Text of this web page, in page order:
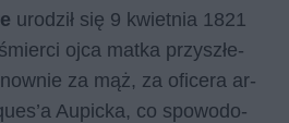
uro­dził się 9 kwiet­nia 1821
ojca mat­ka przy­szłe­
za mąż, za ofi­ce­ra ar­
Au­pic­ka, co spo­wo­do­